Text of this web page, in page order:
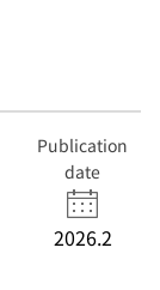
Publication
date
2026.2